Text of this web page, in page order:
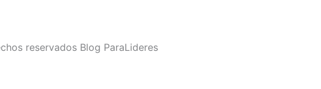
reservados Blog ParaLideres